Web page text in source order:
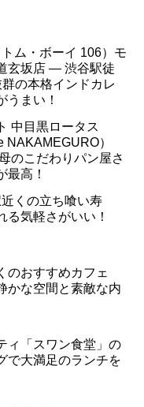
ム・ボーイ 106）モ
玄坂店 ― 渋谷駅徒
の本格インドカレ
うまい！
中目黒ロータス
NAKAMEGURO）
のこだわりパン屋さ
最高！
くの立ち喰い寿
る気軽さがいい！
のおすすめカフェ
かな空間と素敵な内
ィ「スワン食堂」の
で大満足のランチを